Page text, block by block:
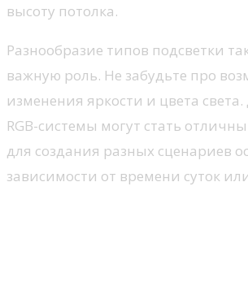
высоту потолка.
Разнообразие типов подсветки
важную роль. Не забудьте про
изменения яркости и цвета
RGB-системы могут стать
для создания разных сценариев
зависимости от времени суток